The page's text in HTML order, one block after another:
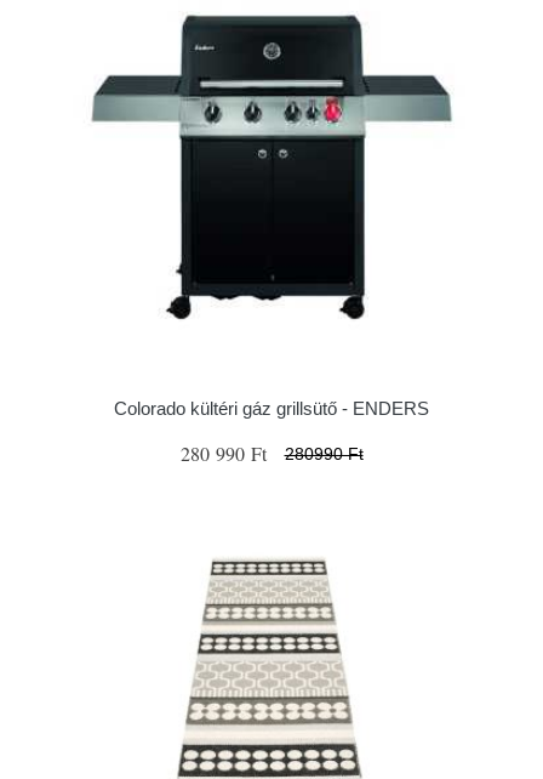
Colorado kültéri gáz grillsütő - ENDERS
280 990 Ft 280990 Ft